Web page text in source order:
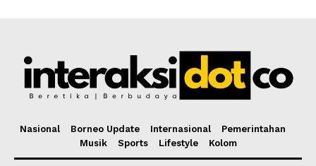
Nasional Borneo Update Internasional
Pemerintahan
Musik
Sports Lifestyle Kolom